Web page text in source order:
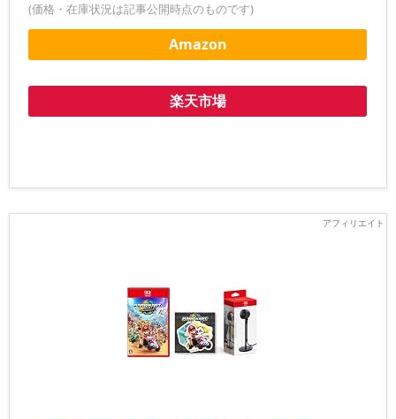
(価格・在庫状況は記事公開時点のものです)
Amazon
楽天市場